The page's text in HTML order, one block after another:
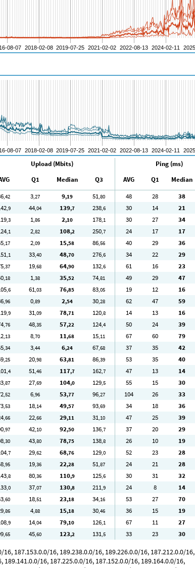
Upload (Mbits)
Ping (ms)
Q1 Median Q3 AVG Q1 Median
,42 3,27 9,19 51,80 48 28 38
,9 44,04 139,7 238,6 30 14 21
,3 1,86 2,10 178,1 30 27 34
,1 2,82 108,2 250,7 24 17 17
,17 2,09 15,58 86,56 40 29 36
,1 33,40 48,70 276,6 34 22 29
,37 19,68 64,90 132,6 61 16 23
,18 1,38 35,52 74,81 49 29 47
,6 61,03 76,85 83,05 19 12 16
,96 0,89 2,54 30,28 62 47 59
,9 31,09 78,71 120,8 14 13 16
,76 48,35 57,22 124,4 50 24 39
,13 8,70 11,68 15,11 67 60 79
,34 3,44 6,24 67,68 37 35 42
,25 20,98 63,81 86,39 53 35 40
,4 51,46 117,7 162,7 47 13 14
,87 27,69 104,0 129,5 55 15 30
,52 6,96 53,77 96,27 104 26 33
,53 18,14 49,57 93,69 34 18 36
,66 22,66 29,11 31,10 47 25 39
,97 42,10 92,50 136,7 37 20 29
,30 43,80 78,75 138,8 26 10 19
,7 29,62 68,76 129,0 52 23 28
,95 19,36 22,28 51,87 24 21 28
,8 80,36 110,9 125,6 30 31 32
,0 37,07 130,8 211,9 24 8 14
,60 18,51 23,18 34,16 53 27 70
,86 4,88 15,18 30,46 36 15 19
,9 14,04 79,10 126,1 67 11 27
,65 45,60 123,2 131,5 33 23 30
187.153.0.0/16, 189.238.0.0/16, 189.226.0.0/16, 187.212.0.0/16,
16, 187.225.0.0/16, 187.152.0.0/16, 189.164.0.0/16,